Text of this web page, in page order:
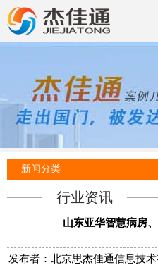
新闻分类
行业资讯
山东亚华智慧病房
发布者：北京思杰佳通信息技